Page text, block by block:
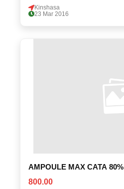
Kinshasa
23 Mar 2016
AMPOULE MAX CATA 80%
800.00